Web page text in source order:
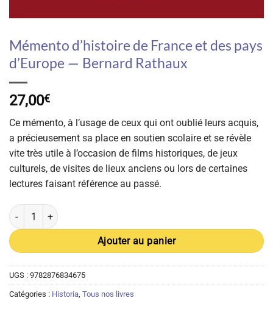
Mémento d’histoire de France et des pays
d’Europe — Bernard Rathaux
27,00€
Ce mémento, à l’usage de ceux qui ont oublié leurs acquis,
a précieusement sa place en soutien scolaire et se révèle
vite très utile à l’occasion de films historiques, de jeux
culturels, de visites de lieux anciens ou lors de certaines
lectures faisant référence au passé.
quantité de Mémento d'histoire de France et des pays d'Europe -
Ajouter au panier
UGS : 9782876834675
Catégories : Historia Tous nos livres